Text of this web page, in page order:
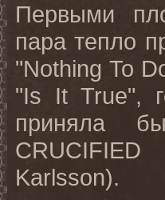
Первыми
пара тепло
"Nothing To
"Is It True",
приняла
CRUCIFIED
Karlsson).